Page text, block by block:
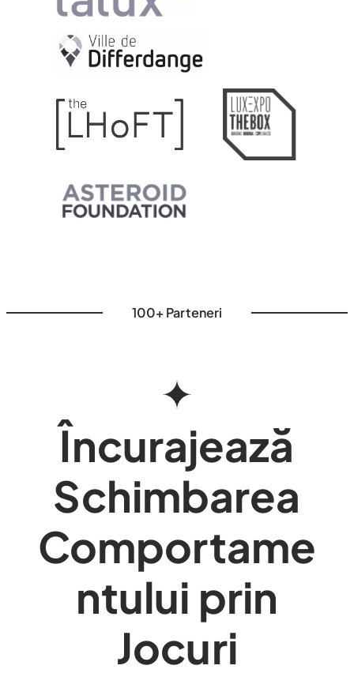
100+ Parteneri
Încurajează
Schimbarea
Comportame
ntului prin
Jocuri